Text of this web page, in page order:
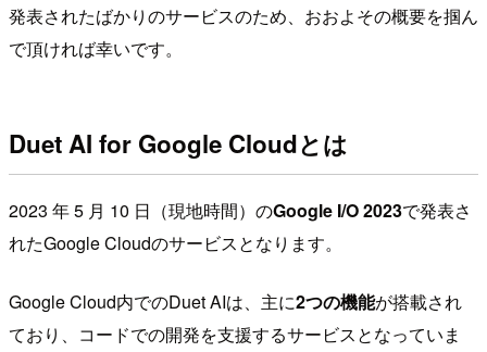
発表されたばかりのサービスのため、おおよその概要を掴ん
で頂ければ幸いです。
Duet AI for Google Cloudとは
2023 年 5 月 10 日（現地時間）のGoogle I/O 2023で発表さ
れたGoogle Cloudのサービスとなります。
Google Cloud内でのDuet AIは、主に2つの機能が搭載され
ており、コードでの開発を支援するサービスとなっていま